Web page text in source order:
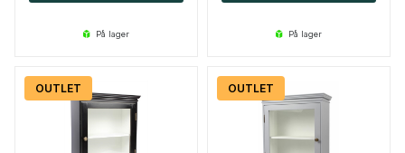
på lager på lager
OUTLET OUTLET